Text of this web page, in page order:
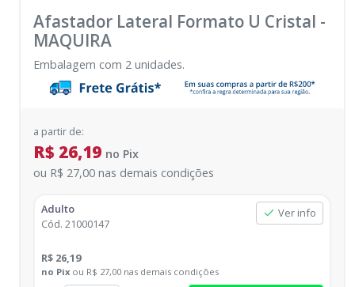
Afastador Lateral Formato U Cristal -
MAQUIRA
Embalagem com 2 unidades.
a partir de:
R$ 26,19 no Pix
ou R$ 27,00 nas demais condições
Adulto
Cód. 21000147
Ver info
R$ 26,19
no Pix ou R$ 27,00 nas demais condições